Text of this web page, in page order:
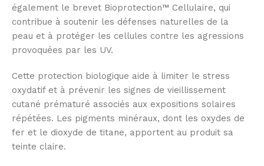
également le brevet Bioprotection™ Cellulaire, qui
contribue à soutenir les défenses naturelles de la
peau et à protéger les cellules contre les agressions
provoquées par les UV.
Cette protection biologique aide à limiter le stress
oxydatif et à prévenir les signes de vieillissement
cutané prématuré associés aux expositions solaires
répétées. Les pigments minéraux, dont les oxydes de
fer et le dioxyde de titane, apportent au produit sa
teinte claire.